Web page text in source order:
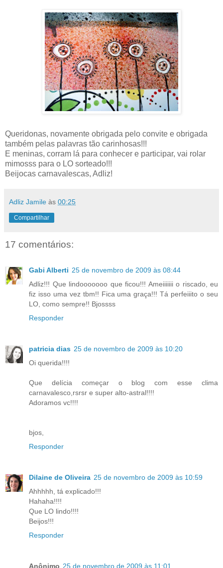
Queridonas, novamente obrigada pelo convite e obrigada
também pelas palavras tão carinhosas!!!
E meninas, corram lá para conhecer e participar, vai rolar
mimosss para o LO sorteado!!!
Beijocas carnavalescas, Adliz!
Adliz Jamile às 00:25
Compartilhar
17 comentários:
Gabi Alberti 25 de novembro de 2009 às 08:44
Adliz!!! Que lindooooooo que ficou!!! Ameiiiiiii o riscado, eu
fiz isso uma vez tbm!! Fica uma graça!!! Tá perfeiiito o seu
LO, como sempre!! Bjossss
Responder
patricia dias 25 de novembro de 2009 às 10:20
Oi querida!!!!
Que delícia começar o blog com esse clima
carnavalesco,rsrsr e super alto-astral!!!!
Adoramos vc!!!!
bjos,
Responder
Dilaine de Oliveira 25 de novembro de 2009 às 10:59
Ahhhhh, tá explicado!!!
Hahaha!!!!
Que LO lindo!!!!
Beijos!!!
Responder
Anônimo 25 de novembro de 2009 às 11:01